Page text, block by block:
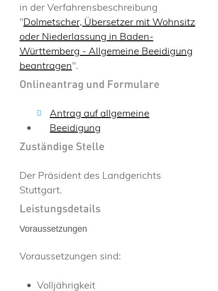
in der Verfahrensbeschreibung
"Dolmetscher, Übersetzer mit Wohnsitz
oder Niederlassung in Baden-
Württemberg - Allgemeine Beeidigung
beantragen".
Onlineantrag und Formulare
Antrag auf allgemeine
Beeidigung
Zuständige Stelle
Der Präsident des Landgerichts
Stuttgart.
Leistungsdetails
Voraussetzungen
Voraussetzungen sind:
Volljährigkeit